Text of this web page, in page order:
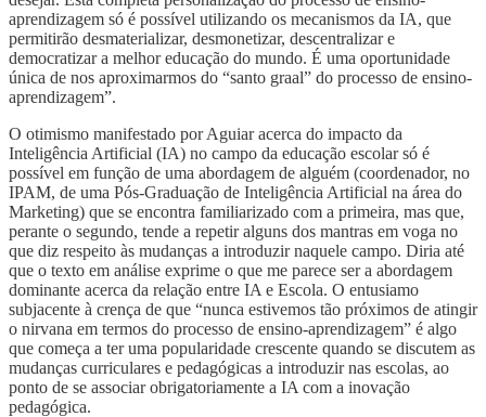
aprendizagem só é possível utilizando os mecanismos da IA, que
permitirão desmaterializar, desmonetizar, descentralizar e
democratizar a melhor educação do mundo. É uma oportunidade
única de nos aproximarmos do “santo graal” do processo de ensino-
aprendizagem”.
O otimismo manifestado por Aguiar acerca do impacto da
Inteligência Artificial (IA) no campo da educação escolar só é
possível em função de uma abordagem de alguém (coordenador, no
IPAM, de uma Pós-Graduação de Inteligência Artificial na área do
Marketing) que se encontra familiarizado com a primeira, mas que,
perante o segundo, tende a repetir alguns dos mantras em voga no
que diz respeito às mudanças a introduzir naquele campo. Diria até
que o texto em análise exprime o que me parece ser a abordagem
dominante acerca da relação entre IA e Escola. O entusiamo
subjacente à crença de que “nunca estivemos tão próximos de atingir
o nirvana em termos do processo de ensino-aprendizagem” é algo
que começa a ter uma popularidade crescente quando se discutem as
mudanças curriculares e pedagógicas a introduzir nas escolas, ao
ponto de se associar obrigatoriamente a IA com a inovação
pedagógica.